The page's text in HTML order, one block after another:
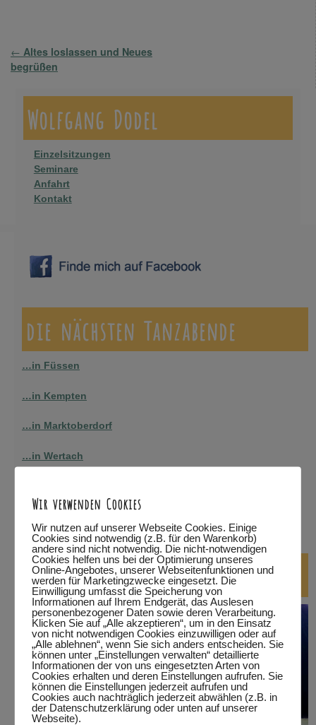
Artikelnavigation
← Altes loslassen und Neues
begrüßen
Wolfgang Dodel
Einzelsitzungen
Seminare
Anfahrt
Kontakt
die nächsten Tanzabende
…in Füssen
…in Kempten
…in Marktoberdorf
…in Wertach
mit Anmeldung möglich!
DJ-Kurse
Wir verwenden Cookies
Wir nutzen auf unserer Webseite Cookies. Einige
Cookies sind notwendig (z.B. für den Warenkorb)
andere sind nicht notwendig. Die nicht-notwendigen
Cookies helfen uns bei der Optimierung unseres
Online-Angebotes, unserer Webseitenfunktionen und
werden für Marketingzwecke eingesetzt. Die
Einwilligung umfasst die Speicherung von
Informationen auf Ihrem Endgerät, das Auslesen
personenbezogener Daten sowie deren Verarbeitung.
Klicken Sie auf „Alle akzeptieren“, um in den Einsatz
von nicht notwendigen Cookies einzuwilligen oder auf
„Alle ablehnen“, wenn Sie sich anders entscheiden. Sie
können unter „Einstellungen verwalten“ detaillierte
Informationen der von uns eingesetzten Arten von
Cookies erhalten und deren Einstellungen aufrufen. Sie
können die Einstellungen jederzeit aufrufen und
Cookies auch nachträglich jederzeit abwählen (z.B. in
der Datenschutzerklärung oder unten auf unserer
Webseite).